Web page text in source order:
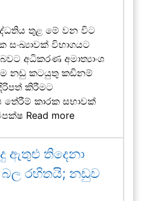
තුළ මේ වන විට
විභාගයට
අධිකරණ අමාත්‍යාංශ
නඩු කටයුතු කඩිනම්
කිරීමට
කාරක සභාවක්
Read more
ඇතුළු තිදෙනා
රහිතයි; නඩුව